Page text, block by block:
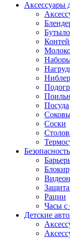
Аксессуары
Посуда
Соски
Рации
Часы с
Детские